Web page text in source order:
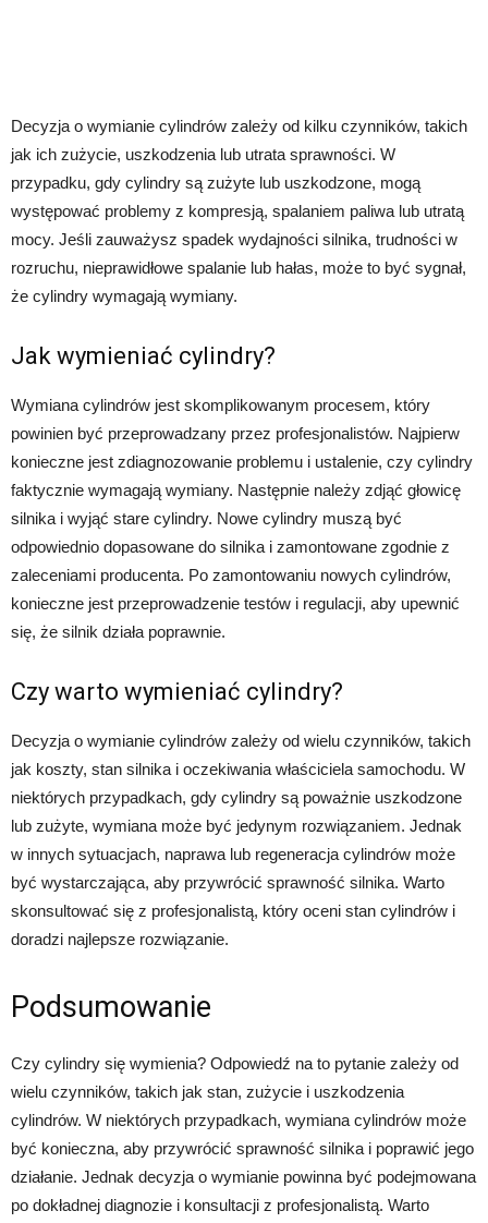
Decyzja o wymianie cylindrów zależy od kilku czynników, takich
jak ich zużycie, uszkodzenia lub utrata sprawności. W
przypadku, gdy cylindry są zużyte lub uszkodzone, mogą
występować problemy z kompresją, spalaniem paliwa lub utratą
mocy. Jeśli zauważysz spadek wydajności silnika, trudności w
rozruchu, nieprawidłowe spalanie lub hałas, może to być sygnał,
że cylindry wymagają wymiany.
Jak wymieniać cylindry?
Wymiana cylindrów jest skomplikowanym procesem, który
powinien być przeprowadzany przez profesjonalistów. Najpierw
konieczne jest zdiagnozowanie problemu i ustalenie, czy cylindry
faktycznie wymagają wymiany. Następnie należy zdjąć głowicę
silnika i wyjąć stare cylindry. Nowe cylindry muszą być
odpowiednio dopasowane do silnika i zamontowane zgodnie z
zaleceniami producenta. Po zamontowaniu nowych cylindrów,
konieczne jest przeprowadzenie testów i regulacji, aby upewnić
się, że silnik działa poprawnie.
Czy warto wymieniać cylindry?
Decyzja o wymianie cylindrów zależy od wielu czynników, takich
jak koszty, stan silnika i oczekiwania właściciela samochodu. W
niektórych przypadkach, gdy cylindry są poważnie uszkodzone
lub zużyte, wymiana może być jedynym rozwiązaniem. Jednak
w innych sytuacjach, naprawa lub regeneracja cylindrów może
być wystarczająca, aby przywrócić sprawność silnika. Warto
skonsultować się z profesjonalistą, który oceni stan cylindrów i
doradzi najlepsze rozwiązanie.
Podsumowanie
Czy cylindry się wymienia? Odpowiedź na to pytanie zależy od
wielu czynników, takich jak stan, zużycie i uszkodzenia
cylindrów. W niektórych przypadkach, wymiana cylindrów może
być konieczna, aby przywrócić sprawność silnika i poprawić jego
działanie. Jednak decyzja o wymianie powinna być podejmowana
po dokładnej diagnozie i konsultacji z profesjonalistą. Warto